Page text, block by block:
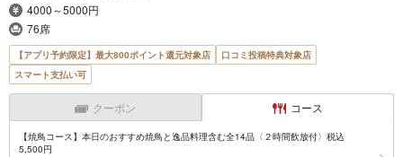
4000～5000円
76席
【アプリ予約限定】最大800ポイント還元対象店
口コミ投稿特典対象店
スマート支払い可
クーポン コース
【焼鳥コース】本日のおすすめ焼鳥と逸品料理含む全14品〈２時間飲放付〉税込
5,500円